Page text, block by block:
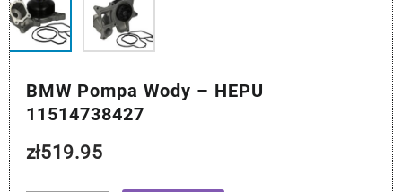
BMW Pompa Wody – HEPU
11514738427
zł519.95